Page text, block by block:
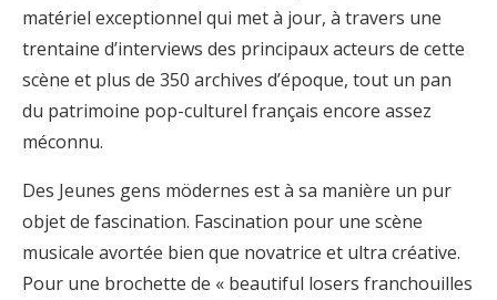
matériel exceptionnel qui met à jour, à travers une
trentaine d’interviews des principaux acteurs de cette
scène et plus de 350 archives d’époque, tout un pan
du patrimoine pop-culturel français encore assez
méconnu.
Des Jeunes gens mödernes est à sa manière un pur
objet de fascination. Fascination pour une scène
musicale avortée bien que novatrice et ultra créative.
Pour une brochette de « beautiful losers franchouilles